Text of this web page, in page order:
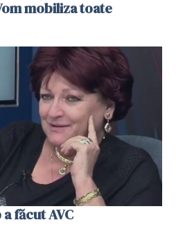
mobiliza toate
făcut AVC